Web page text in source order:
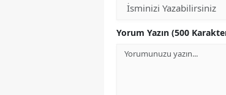
Yorum Yazın (500